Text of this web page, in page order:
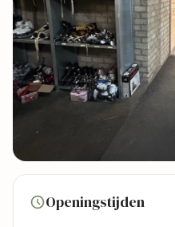
Bekijk kaart
Openingstijden